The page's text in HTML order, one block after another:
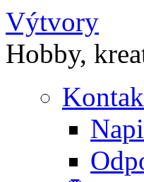
Výtvory
Hobby,